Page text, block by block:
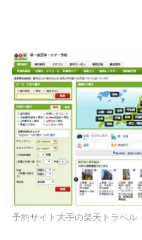
予約サイト大手の楽天トラベル